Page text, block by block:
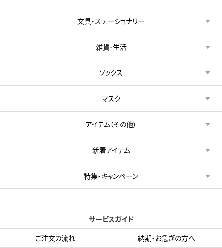
文具・ステーショナリー
雑貨・生活
ソックス
マスク
アイテム（その他）
新着アイテム
特集・キャンペーン
サービスガイド
ご注文の流れ
納期・お急ぎの方へ